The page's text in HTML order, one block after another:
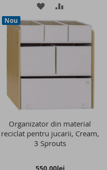
ADAUGATI
LA
LISTA
DORINTE
PENTRU
Nou
Organizator din material
reciclat pentru jucarii, Cream,
3 Sprouts